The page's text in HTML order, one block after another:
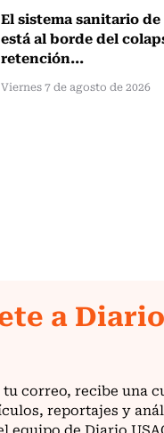
El sistema sanitario
está al borde del
retención...
Viernes 7 de agosto de 2026